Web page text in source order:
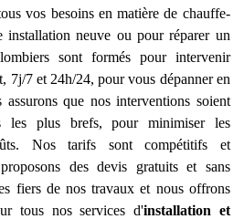
vos besoins en matière de chauffe-
installation neuve ou pour réparer un
sont formés pour intervenir
7j/7 et 24h/24, pour vous dépanner en
que nos interventions soient
les plus brefs, pour minimiser les
Nos tarifs sont compétitifs et
des devis gratuits et sans
fiers de nos travaux et nous offrons
tous nos services d'installation et